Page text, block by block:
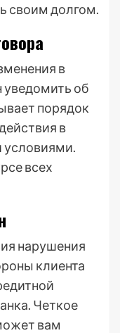
своим долгом.
в
уведомить об
порядок
в
условиями.
всех
нарушения
клиента
Четкое
вам